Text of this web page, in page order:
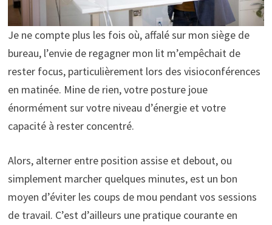
Je ne compte plus les fois où, affalé sur mon siège de
bureau, l’envie de regagner mon lit m’empêchait de
rester focus, particulièrement lors des visioconférences
en matinée. Mine de rien, votre posture joue
énormément sur votre niveau d’énergie et votre
capacité à rester concentré.
Alors, alterner entre position assise et debout, ou
simplement marcher quelques minutes, est un bon
moyen d’éviter les coups de mou pendant vos sessions
de travail. C’est d’ailleurs une pratique courante en